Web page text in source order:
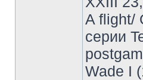
A flight/
серии
Wade I